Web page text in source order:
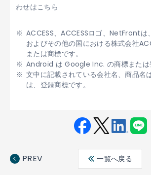
わせはこちら
ACCESS、ACCESSロゴ、NetFrontは
およびその他の国における株式会社
または商標です。
Android は Google Inc. の商標または
文中に記載されている会社名、商品名
は、登録商標です。
ebo ter
edin
PREV 一覧へ戻る